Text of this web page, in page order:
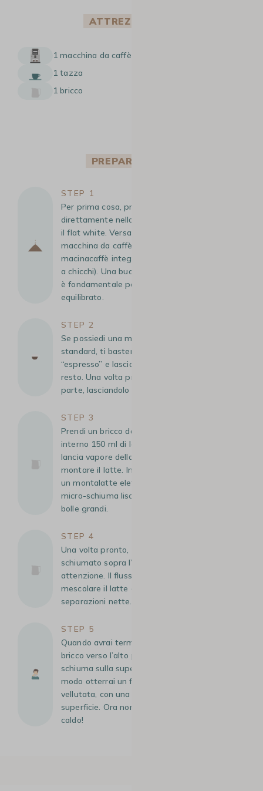
ATTREZZATURA
1 macchina da caffè a grani con lancia vapore
1 tazza
1 bricco
PREPARAZIONE
STEP 1
Per prima cosa, prepara il tuo caffè espresso
direttamente nella tazza in cui andrai a servire
il flat white. Versa i chicchi di caffè nella
macchina da caffè automatica con
macinacaffè integrato (detta anche macchina
a chicchi). Una buona estrazione dell’espresso
è fondamentale per ottenere un gusto
equilibrato.
STEP 2
Se possiedi una macchina da caffè automatica
standard, ti basterà selezionare la funzione
“espresso” e lasciare che la macchina faccia il
resto. Una volta pronto, metti l’espresso da
parte, lasciandolo nella tazza.
STEP 3
Prendi un bricco da circa 300 ml e versa al suo
interno 150 ml di latte intero freddo. Usa la
lancia vapore della macchina per scaldare e
montare il latte. In alternativa, puoi utilizzare
un montalatte elettrico. Cerca di ottenere una
micro-schiuma liscia, fine e setosa, evitando
bolle grandi.
STEP 4
Una volta pronto, versa il latte caldo e
schiumato sopra l’espresso, lentamente e con
attenzione. Il flusso deve essere costante per
mescolare il latte con il caffè senza
separazioni nette.
STEP 5
Quando avrai terminato, inclina leggermente il
bricco verso l’alto per far cadere la micro-
schiuma sulla superficie del caffè. In questo
modo otterrai un flat white dalla consistenza
vellutata, con una sottile pellicola di schiuma in
superficie. Ora non ti resta che gustarlo, ben
caldo!